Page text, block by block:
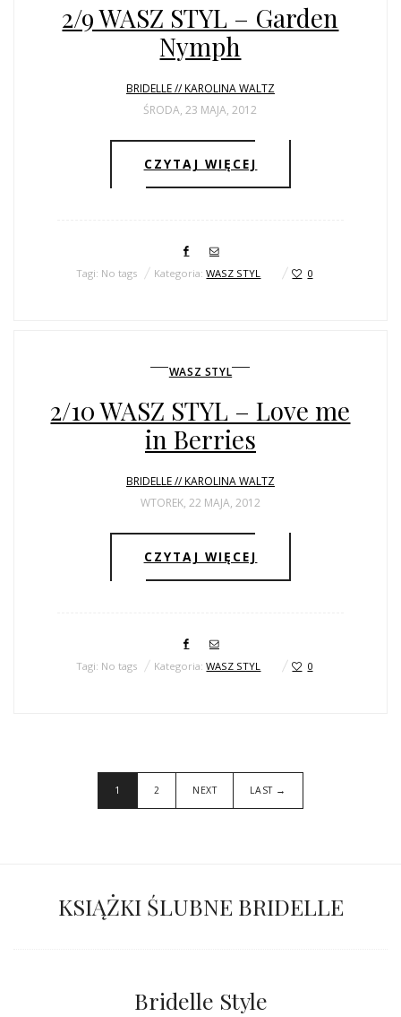
2/9 WASZ STYL – Garden
Nymph
BRIDELLE // KAROLINA WALTZ
ŚRODA, 23 MAJA, 2012
CZYTAJ WIĘCEJ
Tagi: No tags Kategoria:WASZ STYL 0
WASZ STYL
2/10 WASZ STYL – Love me
in Berries
BRIDELLE // KAROLINA WALTZ
WTOREK, 22 MAJA, 2012
CZYTAJ WIĘCEJ
Tagi: No tags Kategoria:WASZ STYL 0
1 2 NEXT LAST →
KSIĄŻKI ŚLUBNE BRIDELLE
Bridelle Style